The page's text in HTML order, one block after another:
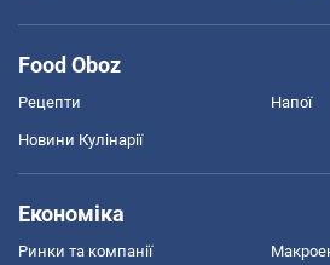
Food Oboz
Рецепти Напої
Новини Кулінарії
Економіка
Ринки та компанії